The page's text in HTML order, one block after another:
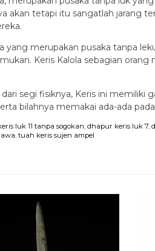
akan tetapi itu sangatlah jarang
yang merupakan pusaka tanpa
Keris Kalola sebagian
dari segi fisiknya, Keris ini memiliki
bilahnya memakai ada-ada
luk 11 tanpa sogokan, dhapur keris luk 7,
, tuah keris sujen ampel